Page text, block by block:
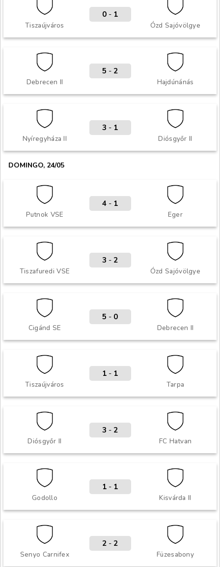
Tiszaújváros Ózd Sajóvölgye
0 - 1
Debrecen II Hajdúnánás
5 - 2
Nyíregyháza II Diósgyőr II
3 - 1
DOMINGO, 24/05
Putnok VSE Eger
4 - 1
Tiszafuredi VSE Ózd Sajóvölgye
3 - 2
Cigánd SE Debrecen II
5 - 0
Tiszaújváros Tarpa
1 - 1
Diósgyőr II FC Hatvan
3 - 2
Godollo Kisvárda II
1 - 1
Senyo Carnifex Füzesabony
2 - 2